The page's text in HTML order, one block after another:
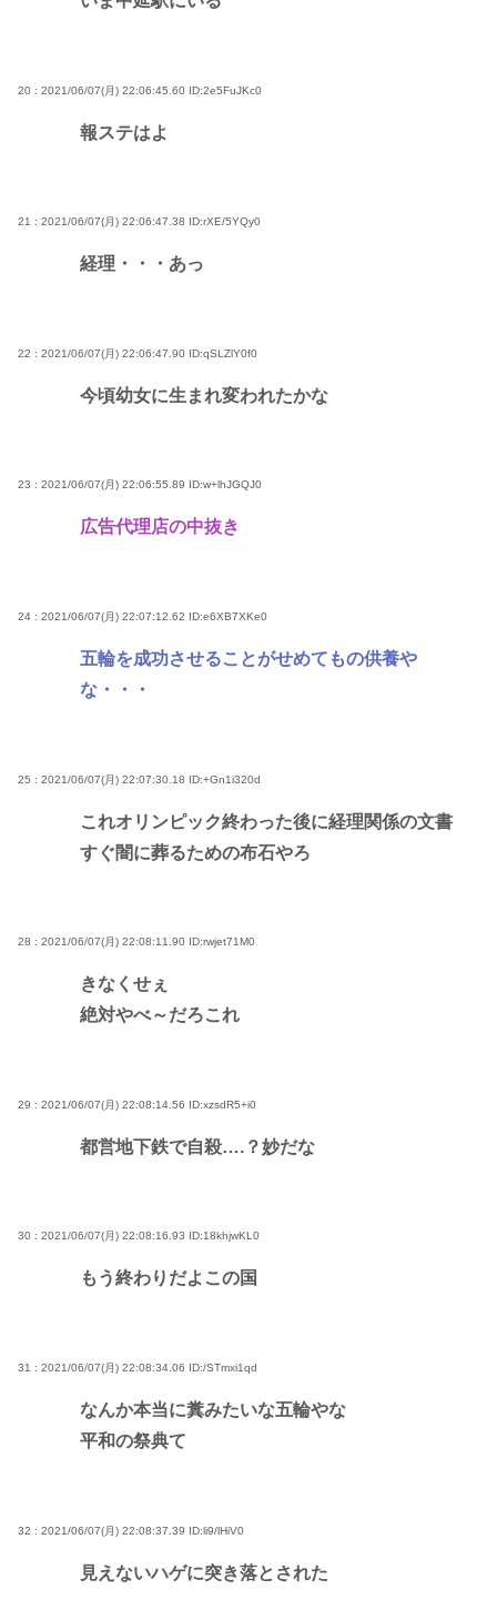
20 : 2021/06/07(月) 22:06:45.60 ID:2e5FuJKc0
報ステはよ
21 : 2021/06/07(月) 22:06:47.38 ID:rXE/5YQy0
経理・・・あっ
22 : 2021/06/07(月) 22:06:47.90 ID:qSLZlY0f0
今頃幼女に生まれ変われたかな
23 : 2021/06/07(月) 22:06:55.89 ID:w+lhJGQJ0
広告代理店の中抜き
24 : 2021/06/07(月) 22:07:12.62 ID:e6XB7XKe0
五輪を成功させることがせめてもの供養や
な・・・
25 : 2021/06/07(月) 22:07:30.18 ID:+Gn1i320d
これオリンピック終わった後に経理関係の文書
すぐ闇に葬るための布石やろ
28 : 2021/06/07(月) 22:08:11.90 ID:rwjet71M0
きなくせぇ
絶対やべ～だろこれ
29 : 2021/06/07(月) 22:08:14.56 ID:xzsdR5+i0
都営地下鉄で自殺….？妙だな
30 : 2021/06/07(月) 22:08:16.93 ID:18khjwKL0
もう終わりだよこの国
31 : 2021/06/07(月) 22:08:34.06 ID:/STmxi1qd
なんか本当に糞みたいな五輪やな
平和の祭典て
32 : 2021/06/07(月) 22:08:37.39 ID:li9/lHiV0
見えないハゲに突き落とされた